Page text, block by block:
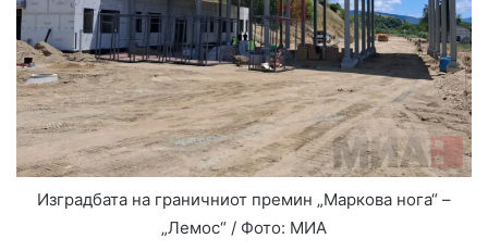
Изградбата на граничниот премин „Маркова нога“ –
„Лемос“ / Фото: МИА